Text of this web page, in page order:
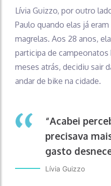
Lívia Guizzo, por outro
Paulo quando elas já
magrelas. Aos 28 anos,
participa de campeonatos
meses atrás, decidiu sair
andar de bike na cidade.
“Acabei
precisava
gasto
Lívia Guizzo